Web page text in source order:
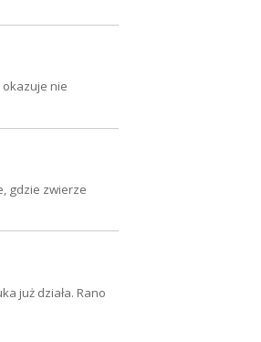
okazuje nie
gdzie zwierze
już działa. Rano